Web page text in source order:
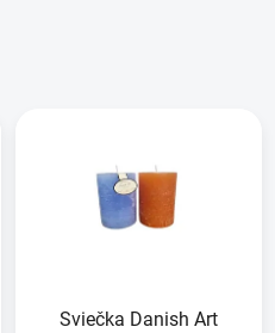
Sviečka Danish Art